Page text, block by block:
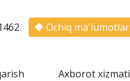
Ochiq ma'lumotlar
Axborot xizmati